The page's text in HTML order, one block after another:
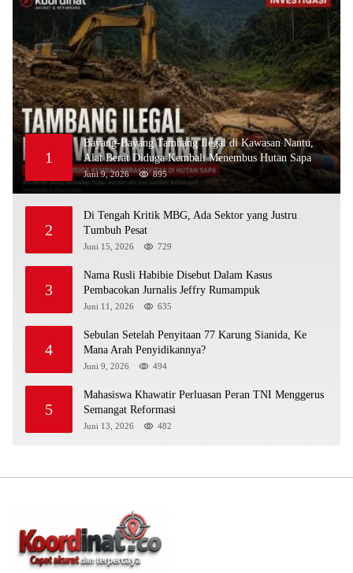
1
Bayang-Bayang Tambang Ilegal di Kawasan Nantu,
Alat Berat Diduga Kembali Menembus Hutan Sapa
Juni 9, 2026 895
2
Di Tengah Kritik MBG, Ada Sektor yang Justru
Tumbuh Pesat
Juni 15, 2026 729
3
Nama Rusli Habibie Disebut Dalam Kasus
Pembacokan Jurnalis Jeffry Rumampuk
Juni 11, 2026 635
4
Sebulan Setelah Penyitaan 77 Karung Sianida, Ke
Mana Arah Penyidikannya?
Juni 9, 2026 494
5
Mahasiswa Khawatir Perluasan Peran TNI Menggerus
Semangat Reformasi
Juni 13, 2026 482